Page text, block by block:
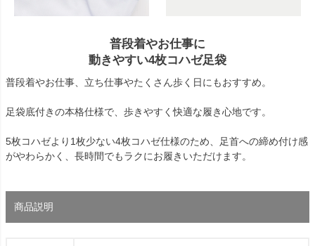
普段着やお仕事に
動きやすい4枚コハゼ足袋
普段着やお仕事、立ち仕事やたくさん歩く日にもおすすめ。
足袋底付きの本格仕様で、歩きやすく快適な履き心地です。
5枚コハゼより1枚少ない4枚コハゼ仕様のため、足首への締め付け感
がやわらかく、長時間でもラクにお履きいただけます。
商品説明